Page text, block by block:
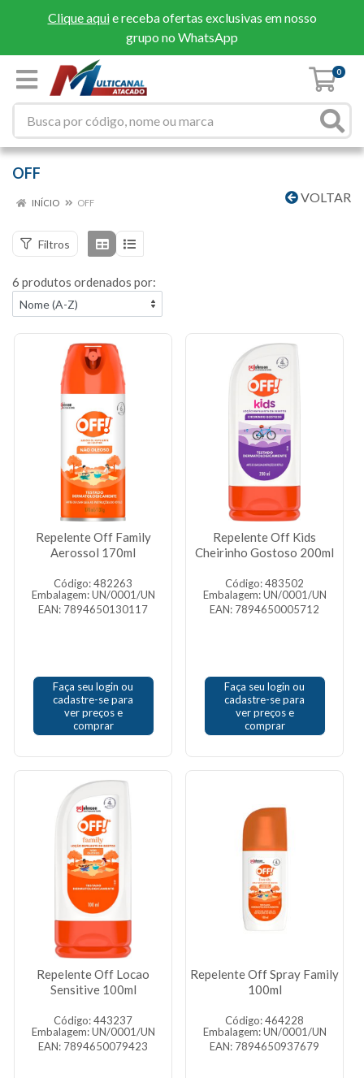
Clique aquie receba ofertas exclusivas em nosso
grupo no WhatsApp
0
OFF
VOLTAR
INÍCIO OFF
Filtros
6 produtos ordenados por:
Repelente Off Family
Aerossol 170ml
Código: 482263
Embalagem: UN/0001/UN
EAN: 7894650130117
Faça seu login ou
cadastre-se para
ver preços e
comprar
Repelente Off Kids
Cheirinho Gostoso 200ml
Código: 483502
Embalagem: UN/0001/UN
EAN: 7894650005712
Faça seu login ou
cadastre-se para
ver preços e
comprar
Repelente Off Locao
Sensitive 100ml
Código: 443237
Embalagem: UN/0001/UN
EAN: 7894650079423
Repelente Off Spray Family
100ml
Código: 464228
Embalagem: UN/0001/UN
EAN: 7894650937679